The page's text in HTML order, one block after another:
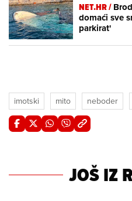
NET.HR /
domaći sve
parkirat'
imotski mito neboder
JOŠ IZ